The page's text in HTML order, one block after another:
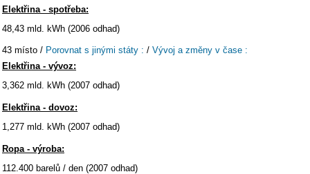
Elektřina - spotřeba:
48,43 mld. kWh (2006 odhad)
43 místo / Porovnat s jinými státy : / Vývoj a změny v čase :
Elektřina - vývoz:
3,362 mld. kWh (2007 odhad)
Elektřina - dovoz:
1,277 mld. kWh (2007 odhad)
Ropa - výroba:
112.400 barelů / den (2007 odhad)